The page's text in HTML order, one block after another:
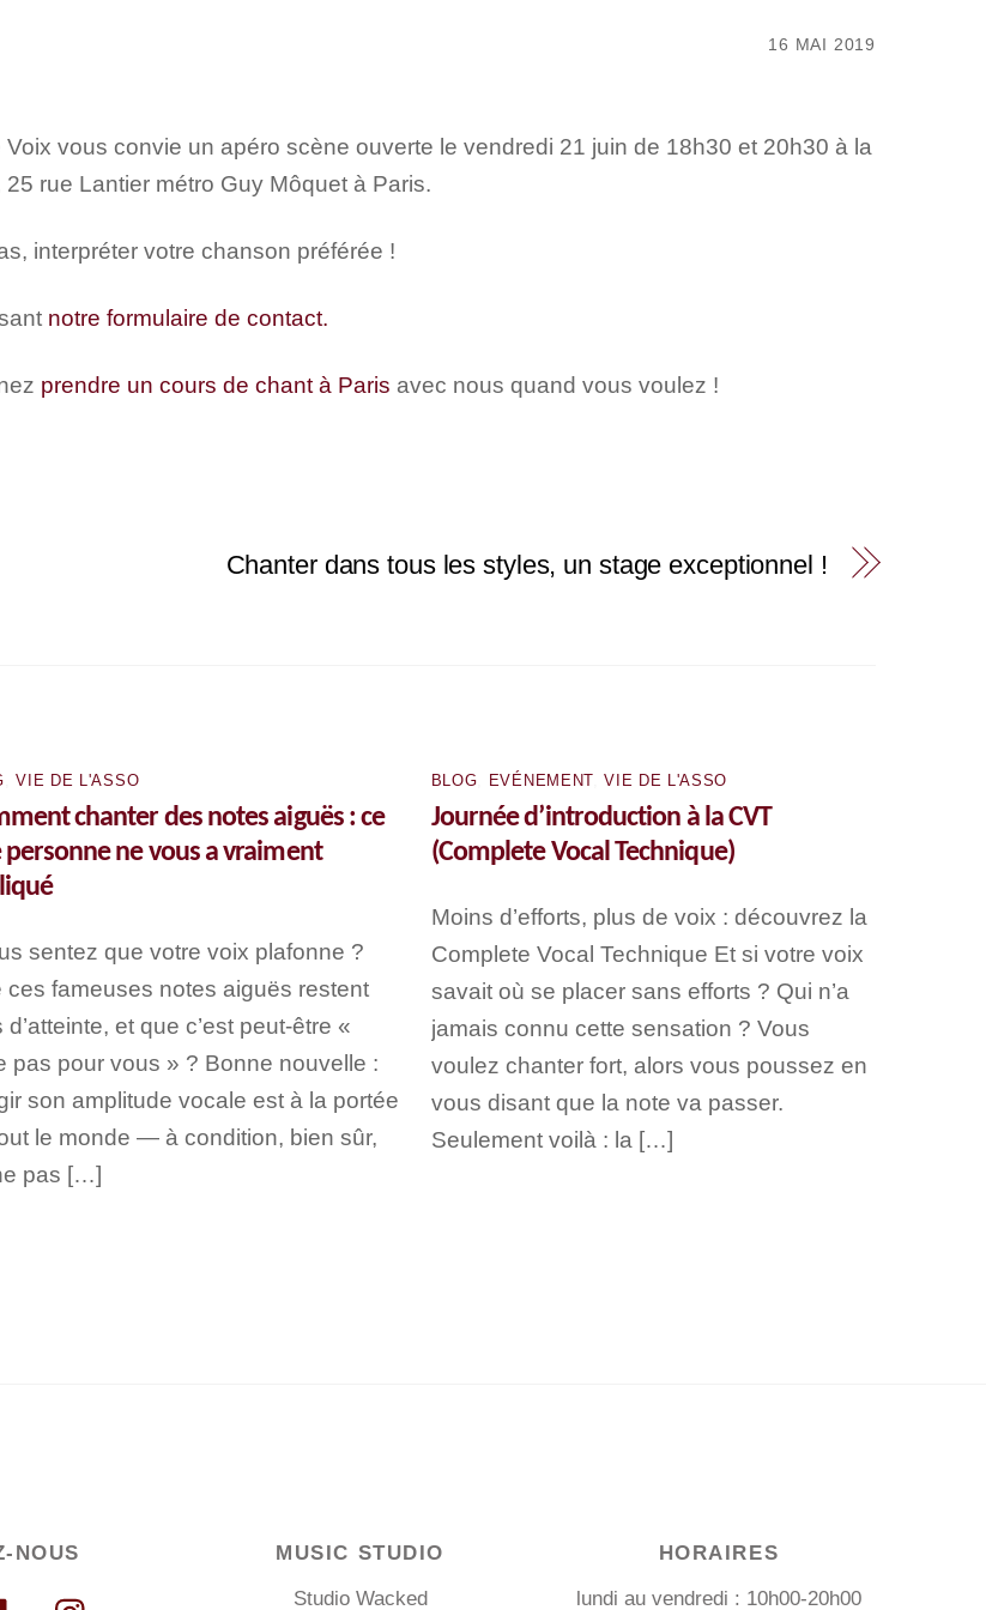
16 MAI 2019
vous convie un apéro scène ouverte le vendredi 21 juin de 18h30 et 20h30 à la
rue Lantier métro Guy Môquet à Paris.
interpréter votre chanson préférée !
notre formulaire de contact.
prendre un cours de chant à Paris avec nous quand vous voulez !
Chanter dans tous les styles, un stage exceptionnel !
,VIE DE L'ASSO
chanter des notes aiguës : ce
personne ne vous a vraiment
sentez que votre voix plafonne ?
ces fameuses notes aiguës restent
d’atteinte, et que c’est peut-être «
pas pour vous » ? Bonne nouvelle :
son amplitude vocale est à la portée
le monde — à condition, bien sûr,
pas […]
BLOG EVÉNEMENT,VIE DE L'ASSO
Journée d’introduction à la CVT
(Complete Vocal Technique)
Moins d’efforts, plus de voix : découvrez la
Complete Vocal Technique Et si votre voix
savait où se placer sans efforts ? Qui n’a
jamais connu cette sensation ? Vous
voulez chanter fort, alors vous poussez en
vous disant que la note va passer.
Seulement voilà : la […]
NOUS
MUSIC STUDIO
Studio Wacked
HORAIRES
lundi au vendredi : 10h00-20h00